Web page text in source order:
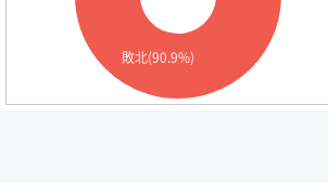
敗北(90.9%)